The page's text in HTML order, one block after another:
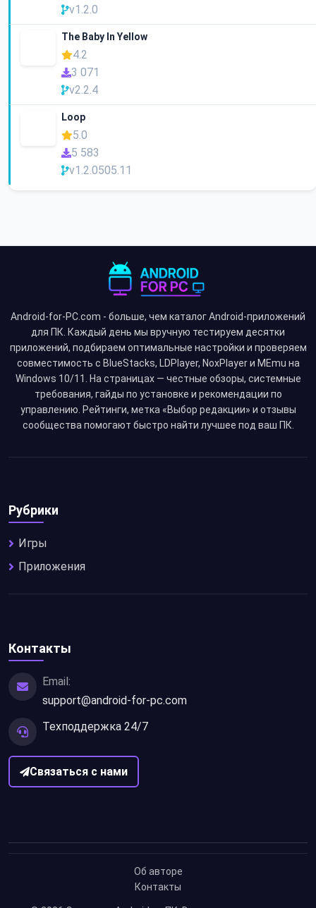
v1.2.0
The Baby In Yellow
4.2
3 071
v2.2.4
Loop
5.0
5 583
v1.2.0505.11
Android-for-PC.com - больше, чем каталог Android-приложений
для ПК. Каждый день мы вручную тестируем десятки
приложений, подбираем оптимальные настройки и проверяем
совместимость с BlueStacks, LDPlayer, NoxPlayer и MEmu на
Windows 10/11. На страницах — честные обзоры, системные
требования, гайды по установке и рекомендации по
управлению. Рейтинги, метка «Выбор редакции» и отзывы
сообщества помогают быстро найти лучшее под ваш ПК.
Рубрики
Игры
Приложения
Контакты
Email:
support@android-for-pc.com
Техподдержка 24/7
Связаться с нами
Об авторе
Контакты